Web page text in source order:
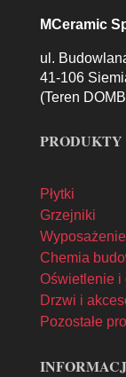
MCeramic
ul.
41-106
(Teren
PRODUKTY
Płytki
Grzejniki
Chemia
Oświetlenie i
Drzwi i
Pozostałe